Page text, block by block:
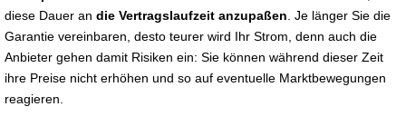
diese Dauer an die Vertragslaufzeit anzupaßen . Je länger Sie die
Garantie vereinbaren, desto teurer wird Ihr Strom, denn auch die
Anbieter gehen damit Risiken ein: Sie können während dieser Zeit
ihre Preise nicht erhöhen und so auf eventuelle Marktbewegungen
reagieren.